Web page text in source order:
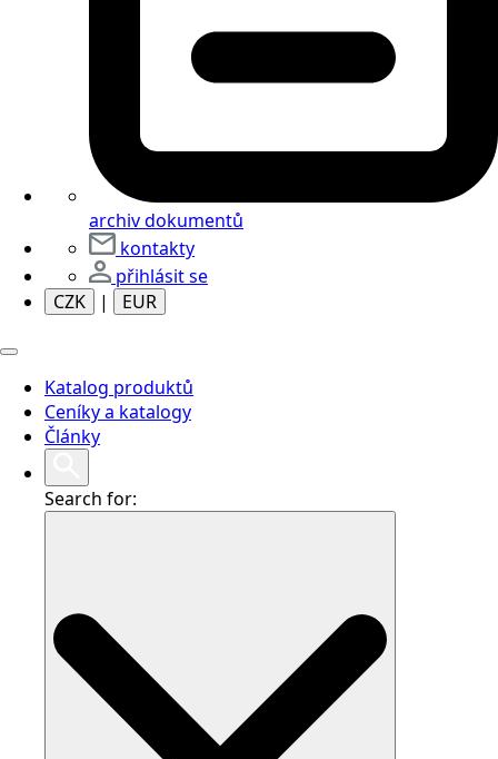
archiv dokumentů
kontakty
přihlásit se
CZK
| EUR
Katalog produktů
Ceníky a katalogy
Články
Search for: